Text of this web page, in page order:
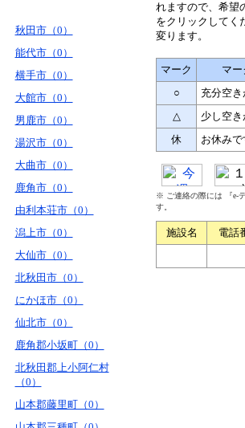
秋田市（0）
能代市（0）
横手市（0）
大館市（0）
男鹿市（0）
湯沢市（0）
大曲市（0）
鹿角市（0）
由利本荘市（0）
潟上市（0）
大仙市（0）
北秋田市（0）
にかほ市（0）
仙北市（0）
鹿角郡小坂町（0）
北秋田郡上小阿仁村
（0）
山本郡藤里町（0）
れますので、希望
をクリックしてく
変ります。
マーク マー
○
充分空き
△
少し空き
休
お休みで
※ ご連絡の際には 『e-
す。
施設名 電話